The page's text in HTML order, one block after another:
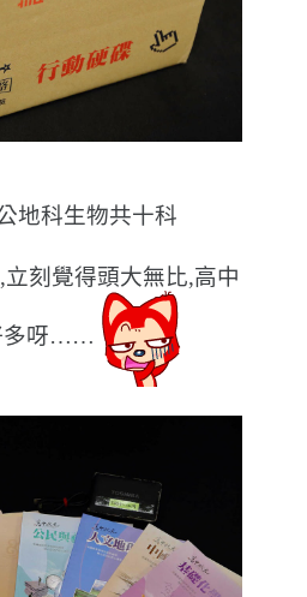
地科生物共十科
刻覺得頭大無比,高中
多呀……